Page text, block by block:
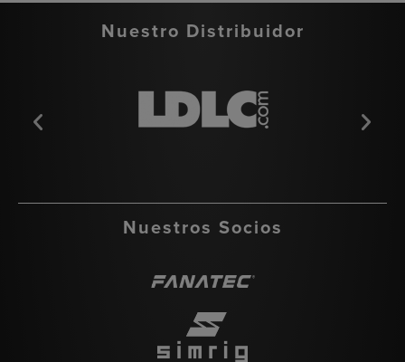
Nuestro Distribuidor
Nuestros Socios